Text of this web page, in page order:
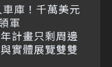
庫！千萬美元
軍
計畫只剩周邊
實體展覽雙雙